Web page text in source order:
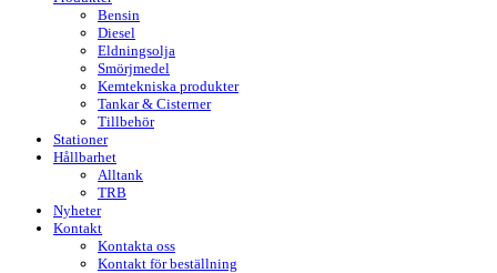
Bensin
Diesel
Eldningsolja
Smörjmedel
Kemtekniska produkter
Tankar & Cisterner
Tillbehör
Stationer
Hållbarhet
Alltank
TRB
Nyheter
Kontakt
Kontakta oss
Kontakt för beställning